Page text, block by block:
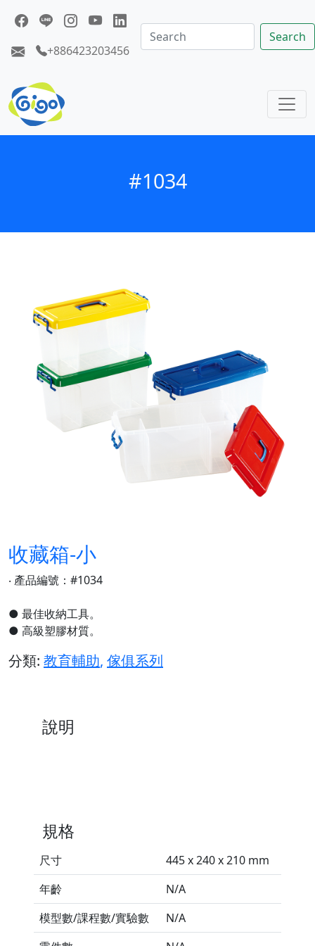
+886423203456
Search
#1034
收藏箱-小
‧ 產品編號：#1034
● 最佳收納工具。
● 高級塑膠材質。
分類: 教育輔助, 傢俱系列
說明
規格
尺寸
445 x 240 x 210 mm
年齡
N/A
模型數/課程數/實驗數
N/A